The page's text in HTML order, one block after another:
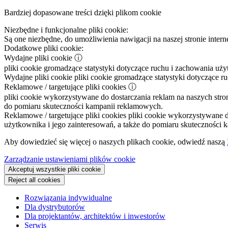
Bardziej dopasowane treści dzięki plikom cookie
Niezbędne i funkcjonalne pliki cookie:
Są one niezbędne, do umożliwienia nawigacji na naszej stronie
Dodatkowe pliki cookie:
Wydajne pliki cookie ⓘ
pliki cookie gromadzące statystyki dotyczące ruchu i zachowania
Wydajne pliki cookie pliki cookie gromadzące statystyki dotyczące
Reklamowe / targetujące pliki cookies ⓘ
pliki cookie wykorzystywane do dostarczania reklam na naszych
do pomiaru skuteczności kampanii reklamowych.
Reklamowe / targetujące pliki cookies pliki cookie wykorzystywane
użytkownika i jego zainteresowań, a także do pomiaru skuteczności
Aby dowiedzieć się więcej o naszych plikach cookie, odwiedź naszą
Zarządzanie ustawieniami plików cookie
Akceptuj wszystkie pliki cookie
Reject all cookies
Rozwiązania indywidualne
Dla dystrybutorów
Dla projektantów, architektów i inwestorów
Serwis